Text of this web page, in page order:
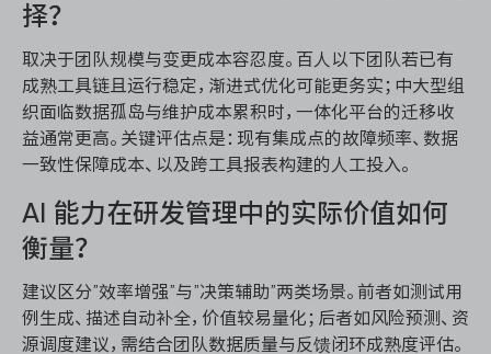
择？
取决于团队规模与变更成本容忍度。百人以下团队若已有
成熟工具链且运行稳定，渐进式优化可能更务实；中大型组
织面临数据孤岛与维护成本累积时，一体化平台的迁移收
益通常更高。关键评估点是：现有集成点的故障频率、数据
一致性保障成本、以及跨工具报表构建的人工投入。
AI 能力在研发管理中的实际价值如何
衡量？
建议区分”效率增强”与”决策辅助”两类场景。前者如测试用
例生成、描述自动补全，价值较易量化；后者如风险预测、资
源调度建议，需结合团队数据质量与反馈闭环成熟度评估。